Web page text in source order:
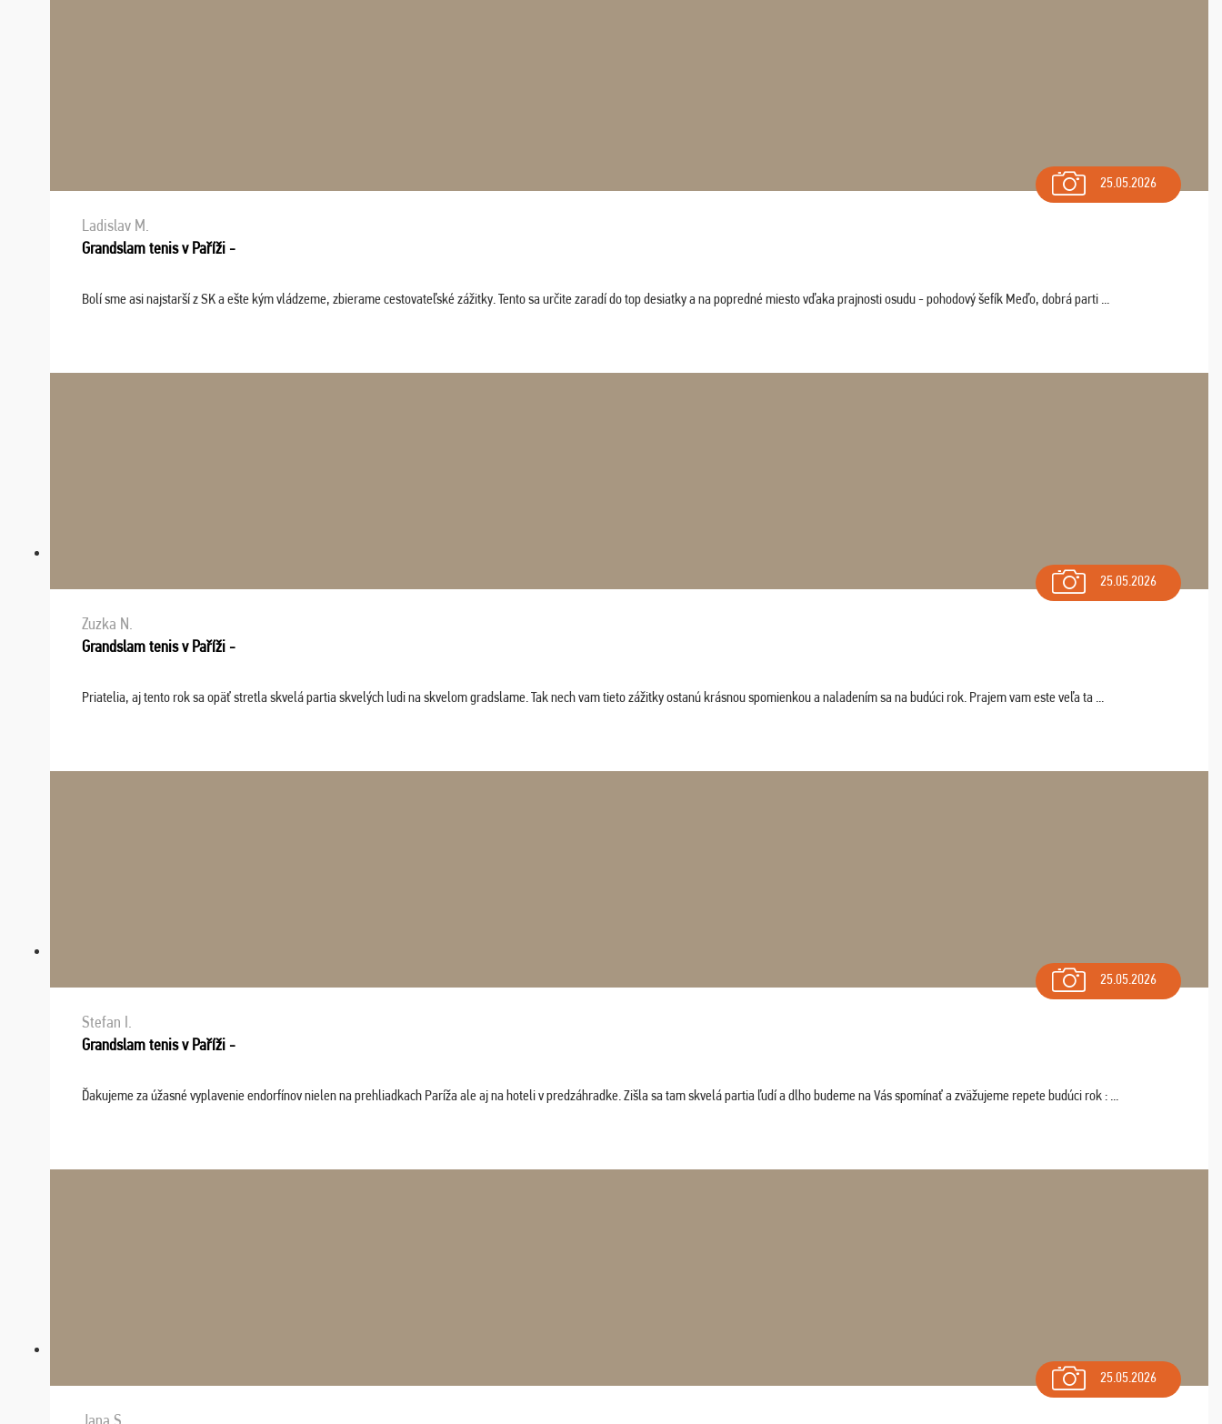
25.05.2026
Ladislav M.
Grandslam tenis v Paříži -
Bolí sme asi najstarší z SK a ešte kým vládzeme, zbierame cestovateľské zážitky. Tento sa určite zaradí do top desiatky a na popredné miesto vďaka prajnosti osudu - pohodový šefík Meďo, dobrá parti ...
25.05.2026
Zuzka N.
Grandslam tenis v Paříži -
Priatelia, aj tento rok sa opäť stretla skvelá partia skvelých ludi na skvelom gradslame. Tak nech vam tieto zážitky ostanú krásnou spomienkou a naladením sa na budúci rok. Prajem vam este veľa ta ...
25.05.2026
Stefan I.
Grandslam tenis v Paříži -
Ďakujeme za úžasné vyplavenie endorfínov nielen na prehliadkach Paríža ale aj na hoteli v predzáhradke. Zišla sa tam skvelá partia ľudí a dlho budeme na Vás spomínať a zväžujeme repete budúci rok : ...
25.05.2026
Jana S.